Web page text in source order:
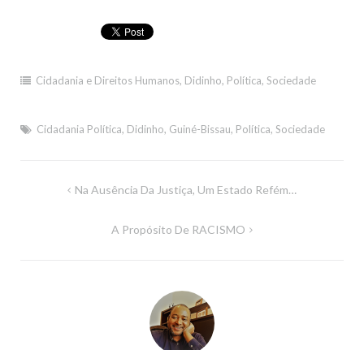
Cidadania e Direitos Humanos, Didinho, Política, Sociedade
Cidadania Política, Didinho, Guiné-Bissau, Política, Sociedade
NavegaçãoNa Ausência Da Justiça, Um Estado Refém…
A Propósito De RACISMO